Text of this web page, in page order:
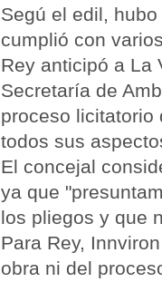
Segú el edil,
cumplió con
Rey anticipó a La
Secretaría de
proceso licitatorio
todos sus
El concejal
ya que
los pliegos y que
Para Rey,
obra ni del